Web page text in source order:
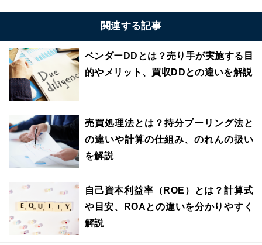
関連する記事
ベンダーDDとは？売り手が実施する目
的やメリット、買収DDとの違いを解説
売買処理法とは？持分プーリング法と
の違いや計算の仕組み、のれんの扱い
を解説
自己資本利益率（ROE）とは？計算式
や目安、ROAとの違いを分かりやすく
解説